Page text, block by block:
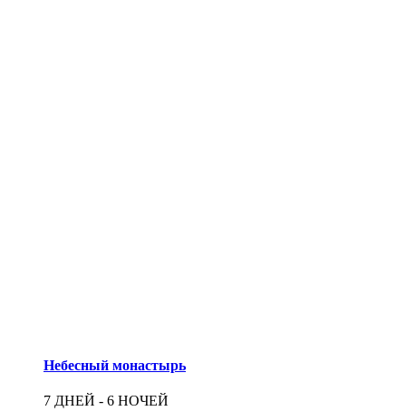
Небесный монастырь
7 ДНЕЙ - 6 НОЧЕЙ